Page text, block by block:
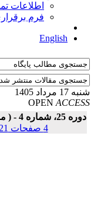
اطلاعات
فرم برقراری
English
مرداد 1405
OPEN
شماره 4 - ( مرداد ـ شهریور 1405 )